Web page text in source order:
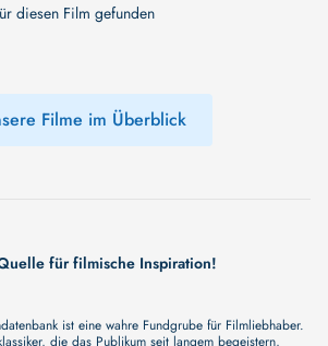
diesen Film gefunden
Filme im Überblick
für filmische Inspiration!
ist eine wahre Fundgrube für Filmliebhaber.
die das Publikum seit langem begeistern,